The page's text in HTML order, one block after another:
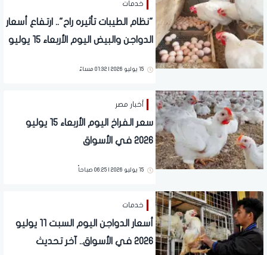
خدمات
"نظام الطيبات تأثيره راح".. ارتفاع أسعار
الدواجن والبيض اليوم الأربعاء 15 يوليو
15 يوليو 2026 | 01:32 مساءً
أخبار مصر
سعر الفراخ اليوم الأربعاء 15 يوليو
2026 في الأسواق
15 يوليو 2026 | 06:25 صباحاً
خدمات
أسعار الدواجن اليوم السبت 11 يوليو
2026 في الأسواق.. آخر تحديث